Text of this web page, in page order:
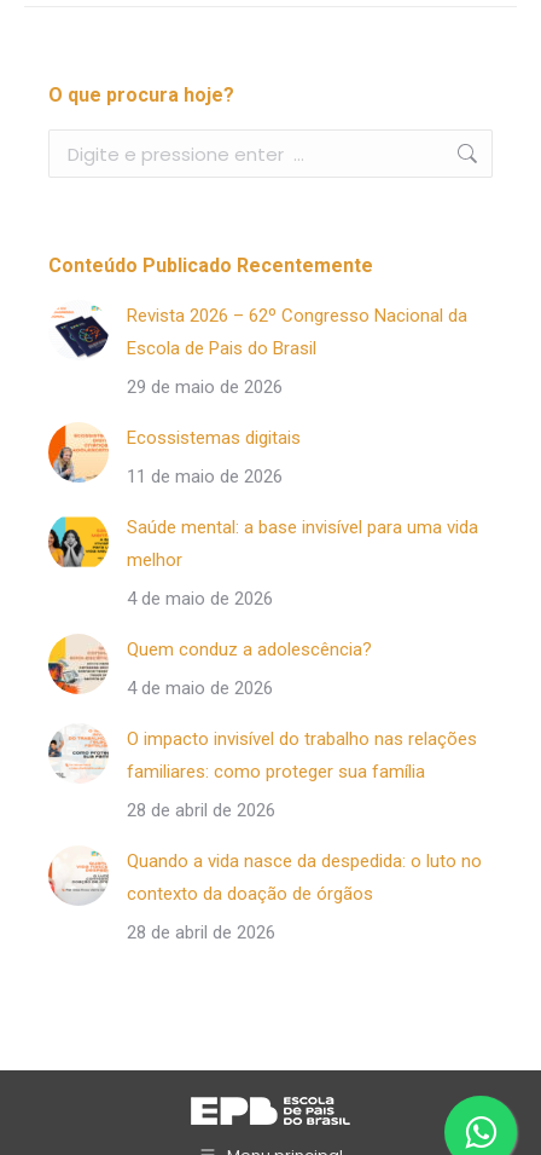
O que procura hoje?
Buscar
Conteúdo Publicado Recentemente
Revista 2026 – 62º Congresso Nacional da
Escola de Pais do Brasil
29 de maio de 2026
Ecossistemas digitais
11 de maio de 2026
Saúde mental: a base invisível para uma vida
melhor
4 de maio de 2026
Quem conduz a adolescência?
4 de maio de 2026
O impacto invisível do trabalho nas relações
familiares: como proteger sua família
28 de abril de 2026
Quando a vida nasce da despedida: o luto no
contexto da doação de órgãos
28 de abril de 2026